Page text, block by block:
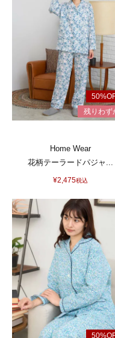
Home Wear
花柄テーラードパジャ...
¥2,475税込